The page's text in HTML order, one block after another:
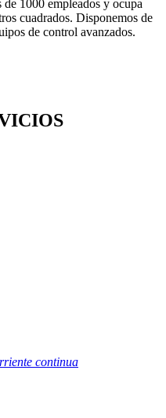
1000 empleados y ocupa
cuadrados. Disponemos de
de control avanzados.
continua